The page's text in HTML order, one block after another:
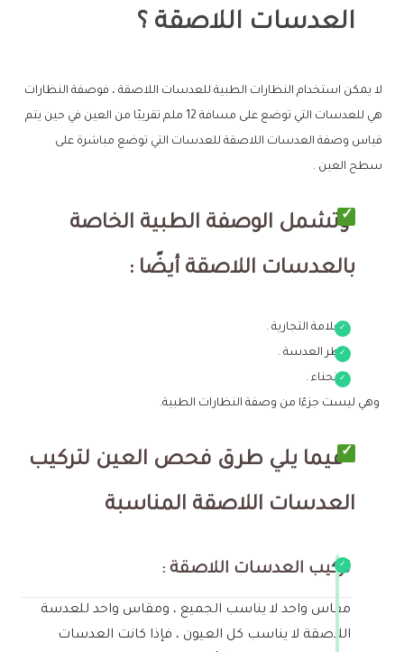
العدسات اللاصقة ؟
لا يمكن استخدام النظارات الطبية للعدسات اللاصقة ، فوصفة النظارات
هي للعدسات التي توضع على مسافة 12 ملم تقريبًا من العين في حين يتم
قياس وصفة العدسات اللاصقة للعدسات التي توضع مباشرة على
سطح العين .
وتشمل الوصفة الطبية الخاصة
بالعدسات اللاصقة أيضًا :
العلامة التجارية .
قطر العدسة .
الانحناء .
وهي ليست جزءًا من وصفة النظارات الطبية.
فيما يلي طرق فحص العين لتركيب
العدسات اللاصقة المناسبة
تركيب العدسات اللاصقة :
مقاس واحد لا يناسب الجميع ، ومقاس واحد للعدسة
اللاصقة لا يناسب كل العيون ، فإذا كانت العدسات